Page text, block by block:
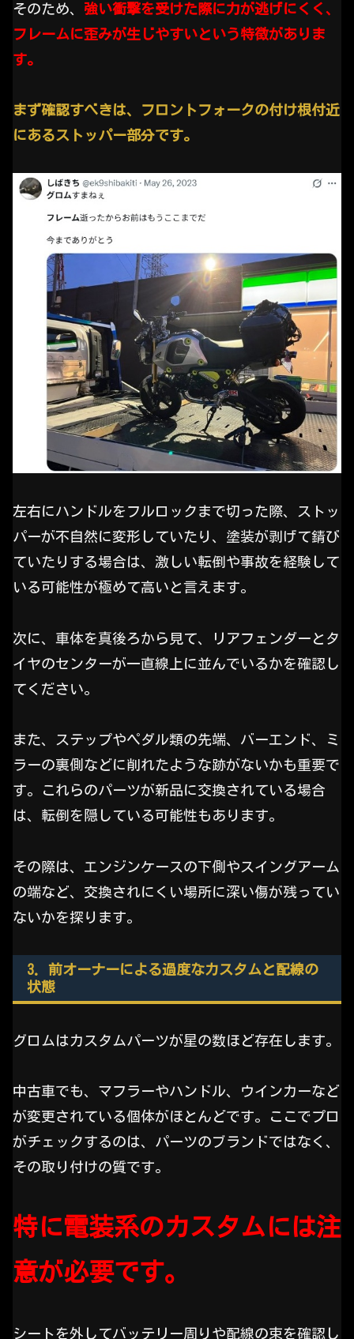
そのため、 強い衝撃を受けた際に力が逃げにくく、
フレームに歪みが生じやすいという特徴がありま
す。
まず確認すべきは、フロントフォークの付け根付近
にあるストッパー部分です。
左右にハンドルをフルロックまで切った際、ストッ
パーが不自然に変形していたり、塗装が剥げて錆び
ていたりする場合は、激しい転倒や事故を経験して
いる可能性が極めて高いと言えます。
次に、車体を真後ろから見て、リアフェンダーとタ
イヤのセンターが一直線上に並んでいるかを確認し
てください。
また、ステップやペダル類の先端、バーエンド、ミ
ラーの裏側などに削れたような跡がないかも重要で
す。これらのパーツが新品に交換されている場合
は、転倒を隠している可能性もあります。
その際は、エンジンケースの下側やスイングアーム
の端など、交換されにくい場所に深い傷が残ってい
ないかを探ります。
3. 前オーナーによる過度なカスタムと配線の
状態
グロムはカスタムパーツが星の数ほど存在します。
中古車でも、マフラーやハンドル、ウインカーなど
が変更されている個体がほとんどです。ここでプロ
がチェックするのは、パーツのブランドではなく、
その取り付けの質です。
特に電装系のカスタムには注
意が必要です。
シートを外してバッテリー周りや配線の束を確認し